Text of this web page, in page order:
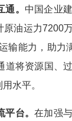
。 中国企业
油运力7200
输能力，助力
道将资源国、
水平。
平台。在加强